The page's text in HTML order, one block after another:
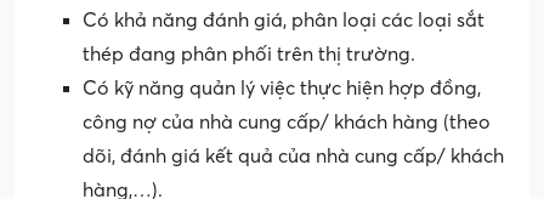
Có khả năng đánh giá, phân loại các loại sắt
thép đang phân phối trên thị trường.
Có kỹ năng quản lý việc thực hiện hợp đồng,
công nợ của nhà cung cấp/ khách hàng (theo
dõi, đánh giá kết quả của nhà cung cấp/ khách
hàng,…).